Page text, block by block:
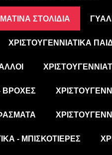
ΣΤΟΛΊΔΙΑ
ΧΡΙΣΤΟΥΓΕΝΝΙΆΤΙΚΑ
ΒΡΟΧΈΣ
- ΜΠΙΣΚΟΤΙΈΡΕΣ